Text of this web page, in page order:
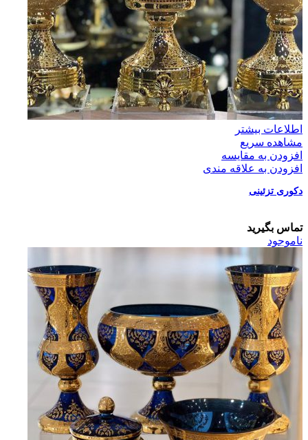
اطلاعات بیشتر
مشاهده سریع
افزودن به مقایسه
افزودن به علاقه مندی
دکوری تزئینی
تماس بگیرید
ناموجود